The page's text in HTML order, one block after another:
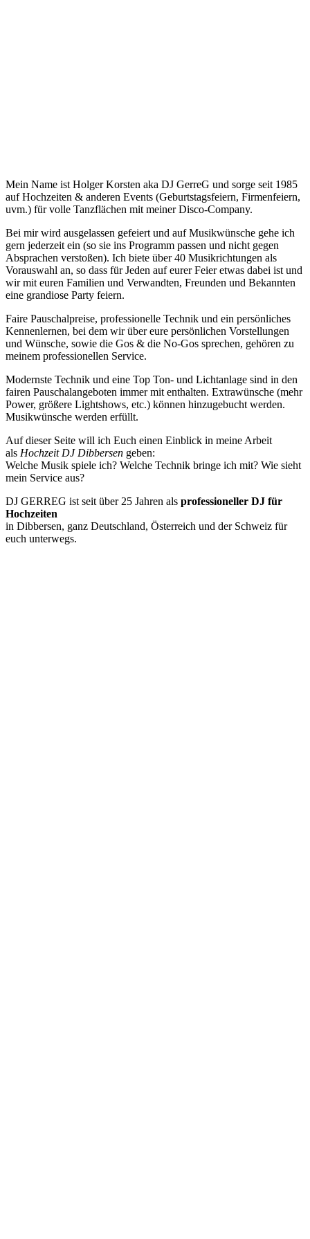
Mein Name ist Holger Korsten aka DJ GerreG und sorge seit 1985
auf Hochzeiten & anderen Events (Geburtstagsfeiern, Firmenfeiern,
uvm.) für volle Tanzflächen mit meiner Disco-Company.
Bei mir wird ausgelassen gefeiert und auf Musikwünsche gehe ich
gern jederzeit ein (so sie ins Programm passen und nicht gegen
Absprachen verstoßen). Ich biete über 40 Musikrichtungen als
Vorauswahl an, so dass für Jeden auf eurer Feier etwas dabei ist und
wir mit euren Familien und Verwandten, Freunden und Bekannten
eine grandiose Party feiern.
Faire Pauschalpreise, professionelle Technik und ein persönliches
Kennenlernen, bei dem wir über eure persönlichen Vorstellungen
und Wünsche, sowie die Gos & die No-Gos sprechen, gehören zu
meinem professionellen Service.
Modernste Technik und eine Top Ton- und Lichtanlage sind in den
fairen Pauschalangeboten immer mit enthalten. Extrawünsche (mehr
Power, größere Lightshows, etc.) können hinzugebucht werden.
Musikwünsche werden erfüllt.
Auf dieser Seite will ich Euch einen Einblick in meine Arbeit
als Hochzeit DJ Dibbersen geben:
Welche Musik spiele ich? Welche Technik bringe ich mit? Wie sieht
mein Service aus?
DJ GERREG ist seit über 25 Jahren als professioneller DJ für
Hochzeiten
in Dibbersen, ganz Deutschland, Österreich und der Schweiz für
euch unterwegs.